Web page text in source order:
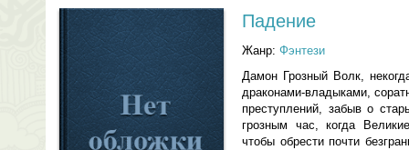
Падение
Жанр: Фэнтези
Дамон Грозный Волк,
драконами-владыками,
преступлений, забыв о
грозным час, когда
чтобы обрести почти